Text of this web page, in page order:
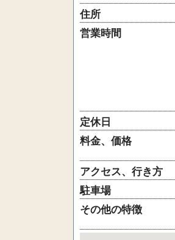
住所
営業時間
定休日
料金、価格
アクセス、行き方
駐車場
その他の特徴